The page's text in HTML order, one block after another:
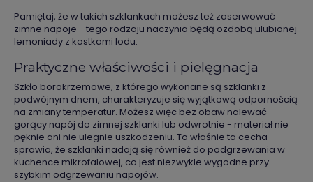
Pamiętaj, że w takich szklankach możesz też zaserwować
zimne napoje - tego rodzaju naczynia będą ozdobą ulubionej
lemoniady z kostkami lodu.
Praktyczne właściwości i pielęgnacja
Szkło borokrzemowe, z którego wykonane są szklanki z
podwójnym dnem, charakteryzuje się wyjątkową odpornością
na zmiany temperatur. Możesz więc bez obaw nalewać
gorący napój do zimnej szklanki lub odwrotnie - materiał nie
pęknie ani nie ulegnie uszkodzeniu. To właśnie ta cecha
sprawia, że szklanki nadają się również do podgrzewania w
kuchence mikrofalowej, co jest niezwykle wygodne przy
szybkim odgrzewaniu napojów.